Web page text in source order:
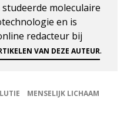
moleculaire
en is
redacteur bij
VAN DEZE AUTEUR.
MENSELIJK LICHAAM